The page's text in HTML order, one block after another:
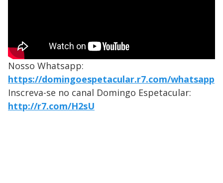
Nosso Whatsapp:
https://domingoespetacular.r7.com/whatsapp
Inscreva-se no canal Domingo Espetacular:
http://r7.com/H2sU